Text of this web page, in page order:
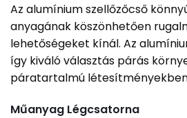
Az alumínium szellőzőcső
anyagának köszönhetően
lehetőségeket kínál. Az
így kiváló választás párás
páratartalmú
Műanyag Légcsatorna